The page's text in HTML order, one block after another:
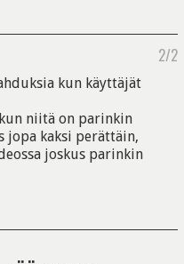
2/2
kun käyttäjät
niitä on parinkin
kaksi perättäin,
joskus parinkin